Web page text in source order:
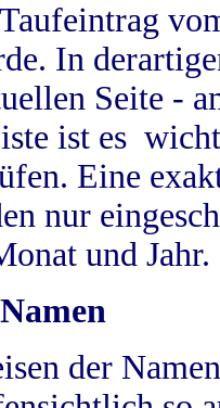
In
Seite -
ist es
Eine
nur
und Jahr.
der